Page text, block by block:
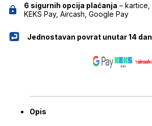
6 sigurnih opcija plaćanja – kartice,
KEKS Pay, Aircash, Google Pay
Jednostavan povrat unutar 14
Opis